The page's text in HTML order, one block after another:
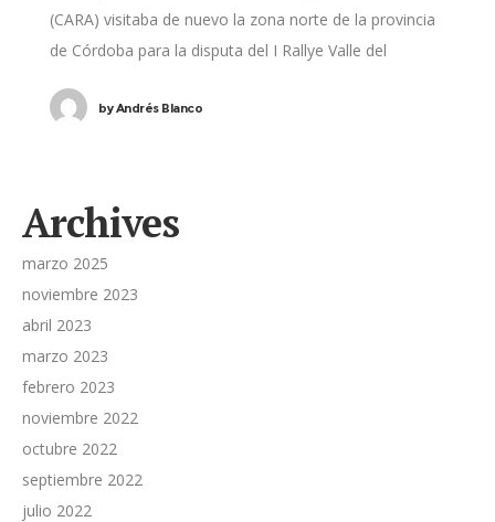
(CARA) visitaba de nuevo la zona norte de la provincia
de Córdoba para la disputa del I Rallye Valle del
byAndrés Blanco
Archives
marzo 2025
noviembre 2023
abril 2023
marzo 2023
febrero 2023
noviembre 2022
octubre 2022
septiembre 2022
julio 2022